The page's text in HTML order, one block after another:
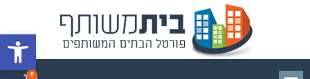
פתח
0